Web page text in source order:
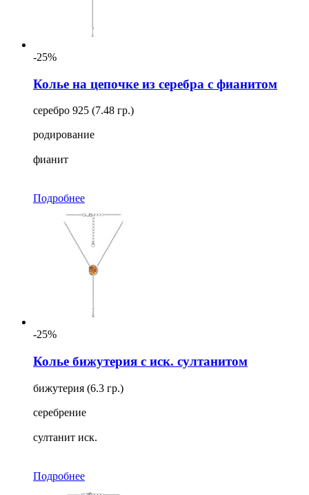
-25%
Колье на цепочке из серебра с фианитом
серебро 925 (7.48 гр.)
родирование
фианит
Подробнее
-25%
Колье бижутерия с иск. султанитом
бижутерия (6.3 гр.)
серебрение
султанит иск.
Подробнее